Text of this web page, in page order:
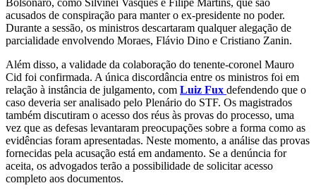
acusados de conspiração para manter o ex-presidente no poder.
Durante a sessão, os ministros descartaram qualquer alegação de
parcialidade envolvendo Moraes, Flávio Dino e Cristiano Zanin.
Além disso, a validade da colaboração do tenente-coronel Mauro
Cid foi confirmada. A única discordância entre os ministros foi em
relação à instância de julgamento, com Luiz Fux defendendo que o
caso deveria ser analisado pelo Plenário do STF. Os magistrados
também discutiram o acesso dos réus às provas do processo, uma
vez que as defesas levantaram preocupações sobre a forma como as
evidências foram apresentadas. Neste momento, a análise das provas
fornecidas pela acusação está em andamento. Se a denúncia for
aceita, os advogados terão a possibilidade de solicitar acesso
completo aos documentos.